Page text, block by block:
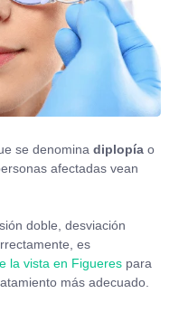
se denomina diplopía o
afectadas vean
doble, desviación
es
la vista en Figueres para
más adecuado.